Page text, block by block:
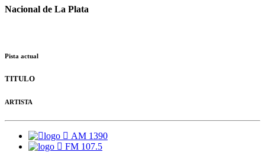
Nacional de La Plata
Pista actual
TITULO
ARTISTA
AM 1390
FM 107.5